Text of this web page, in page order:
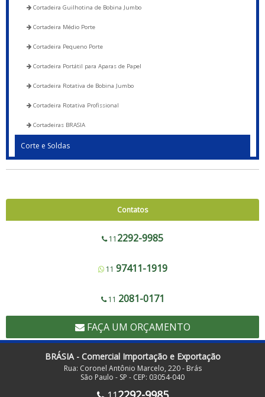
Cortadeira Guilhotina de Bobina Jumbo
Cortadeira Médio Porte
Cortadeira Pequeno Porte
Cortadeira Portátil para Aparas de Papel
Cortadeira Rotativa de Bobina Jumbo
Cortadeira Rotativa Profissional
Cortadeiras BRASIA
Corte e Soldas
Corte e Solda 1000 para Envelope de Segurança, Sacos de Correios e Sacos
Corte e Solda Fundo - 600 a 1200
Corte e Solda Fundo e Lateral 900
Corte e Solda Lateral 1000
Corte e Solda Lateral 500
Corte e Solda para Redinha de Frutas
Corte e Solda para Sacos com Zip Lock
Contatos
11 2292-9985
11 97411-1919
11 2081-0171
FAÇA UM ORÇAMENTO
BRÁSIA - Comercial Importação e Exportação
Rua: Coronel Antônio Marcelo, 220 - Brás
São Paulo - SP - CEP: 03054-040